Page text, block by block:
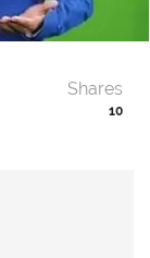
10
Shares